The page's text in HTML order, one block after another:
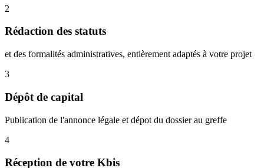
2
Rédaction des statuts
et des formalités administratives, entièrement adaptés à votre projet
3
Dépôt de capital
Publication de l'annonce légale et dépot du dossier au greffe
4
Réception de votre Kbis